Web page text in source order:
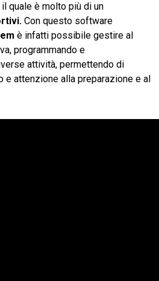
il quale è molto più di un
Con questo software
è infatti possibile gestire al
programmando e
attività, permettendo di
e attenzione alla preparazione e al